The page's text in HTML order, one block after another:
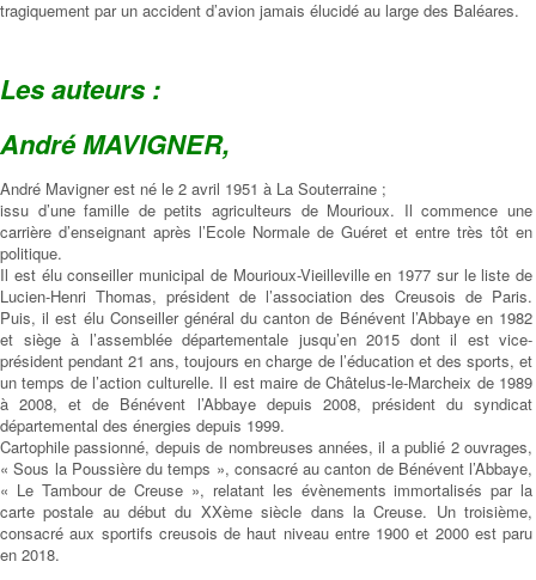
tragiquement par un accident d’avion jamais élucidé au large des Baléares.
Les auteurs :
André MAVIGNER,
André Mavigner est né le 2 avril 1951 à La Souterraine ;
issu d’une famille de petits agriculteurs de Mourioux. Il commence une
carrière d’enseignant après l’Ecole Normale de Guéret et entre très tôt en
politique.
Il est élu conseiller municipal de Mourioux-Vieilleville en 1977 sur le liste de
Lucien-Henri Thomas, président de l’association des Creusois de Paris.
Puis, il est élu Conseiller général du canton de Bénévent l’Abbaye en 1982
et siège à l’assemblée départementale jusqu’en 2015 dont il est vice-
président pendant 21 ans, toujours en charge de l’éducation et des sports, et
un temps de l’action culturelle. Il est maire de Châtelus-le-Marcheix de 1989
à 2008, et de Bénévent l’Abbaye depuis 2008, président du syndicat
départemental des énergies depuis 1999.
Cartophile passionné, depuis de nombreuses années, il a publié 2 ouvrages,
« Sous la Poussière du temps », consacré au canton de Bénévent l’Abbaye,
« Le Tambour de Creuse », relatant les évènements immortalisés par la
carte postale au début du XXème siècle dans la Creuse. Un troisième,
consacré aux sportifs creusois de haut niveau entre 1900 et 2000 est paru
en 2018.